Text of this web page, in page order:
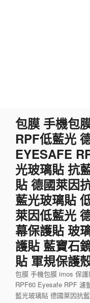
包膜 手機包
RPF低藍光
EYESAFE
光玻璃貼 抗
貼 德國萊因
藍光玻璃貼
萊因低藍光
幕保護貼 玻
護貼 藍寶石
貼 軍規保護
包膜 手機包膜 imos 保
RPF60 Eyesafe RPF 濾
藍光玻璃貼 德國萊因抗